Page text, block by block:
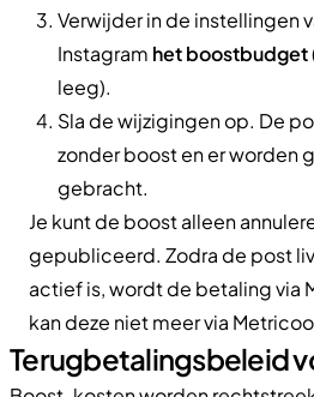
Verwijder in de instellingen
Instagram het boostbudget
leeg).
Sla de wijzigingen op. De
zonder boost en er worden
gebracht.
Je kunt de boost alleen
gepubliceerd. Zodra de post
actief is, wordt de betaling via
kan deze niet meer via
Terugbetalingsbeleid